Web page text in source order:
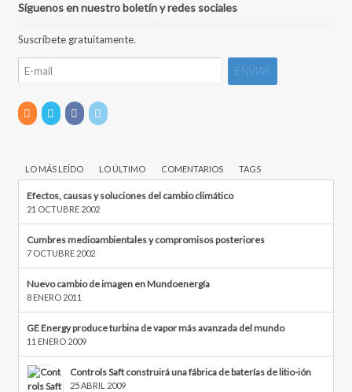
Síguenos en nuestro boletín y redes sociales
Suscríbete gratuitamente.
LO MÁS LEÍDO LO ÚLTIMO COMENTARIOS TAGS
Efectos, causas y soluciones del cambio climático
21 OCTUBRE 2002
Cumbres medioambientales y compromisos posteriores
7 OCTUBRE 2002
Nuevo cambio de imagen en Mundoenergía
8 ENERO 2011
GE Energy produce turbina de vapor más avanzada del mundo
11 ENERO 2009
Controls Saft construirá una fábrica de baterías de litio-ión
25 ABRIL 2009